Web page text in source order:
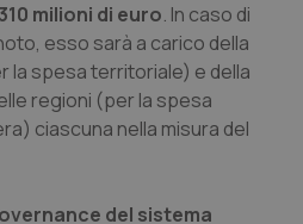
milioni di euro. In caso di
esso sarà a carico della
la spesa territoriale) e della
regioni (per la spesa
ciascuna nella misura del
del sistema